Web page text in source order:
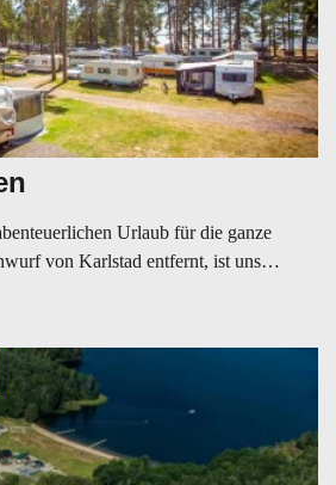
Urlaub für die ganze
von Karlstad entfernt, ist unser